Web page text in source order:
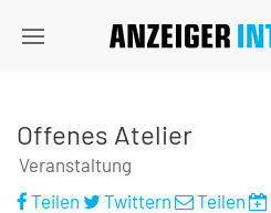
Offenes Atelier
Veranstaltung
Teilen
Twittern Teilen